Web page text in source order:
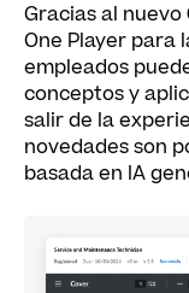
Gracias al nuevo
One Player para
empleados
conceptos y
salir de la
novedades son
basada en IA